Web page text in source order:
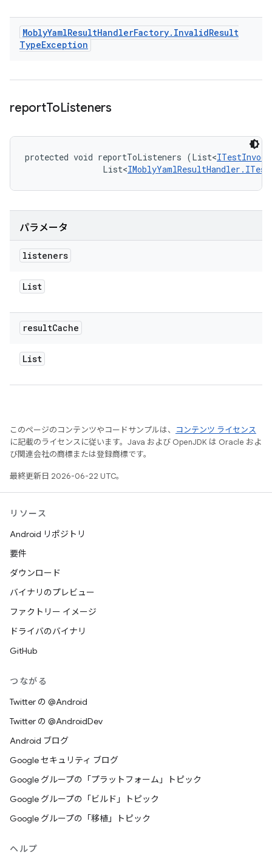
MoblyYamlResultHandlerFactory. InvalidResult
TypeException
reportToListeners
protected void reportToListeners (List<
                List<
パラメータ
listeners
List
resultCache
List
このページのコンテンツやコードサンプルは、
コンテンツ ライセンス
に記載のライセンスに従います。Java および OpenJDK は Oracle およ
び関連会社の商標または登録商標です。
最終更新日 2026-06-22 UTC。
リソース
Android リポジトリ
要件
ダウンロード
バイナリのプレビュー
ファクトリー イメージ
ドライバのバイナリ
GitHub
つながる
Twitter の @Android
Twitter の @AndroidDev
Android ブログ
Google セキュリティ ブログ
Google グループの「プラットフォーム」トピック
Google グループの「ビルド」トピック
Google グループの「移植」トピック
ヘルプ